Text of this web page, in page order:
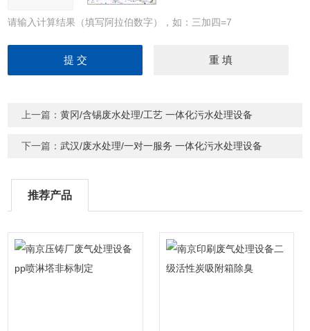
请输入计算结果（填写阿拉伯数字），如：三加四=7
上一篇：黄冈/含锡废水处理/工艺 一体化污水处理设备
下一篇：武汉/废水处理/一对一服务 一体化污水处理设备
推荐产品